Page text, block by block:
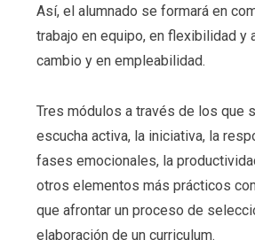
Así, el alumnado se formará en
trabajo en equipo, en flexibilidad y
cambio y en empleabilidad.
Tres módulos a través de los que
escucha activa, la iniciativa, la
fases emocionales, la
otros elementos más prácticos
que afrontar un proceso de
elaboración de un curriculum.